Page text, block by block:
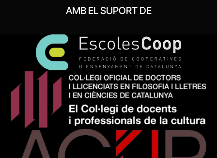
AMB EL SUPORT DE